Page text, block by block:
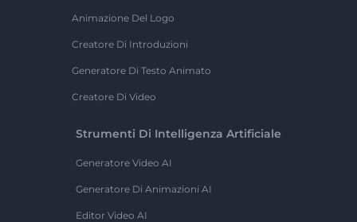
Animazione Del Logo
Creatore Di Introduzioni
Generatore Di Testo Animato
Creatore Di Video
Strumenti Di Intelligenza Artificiale
Generatore Video AI
Generatore Di Animazioni AI
Editor Video AI